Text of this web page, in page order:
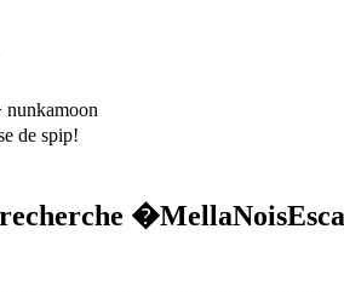
nunkamoon
de spip!